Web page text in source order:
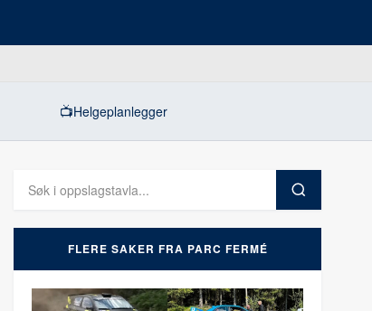
📺Helgeplanlegger
FLERE SAKER FRA PARC FERMÉ